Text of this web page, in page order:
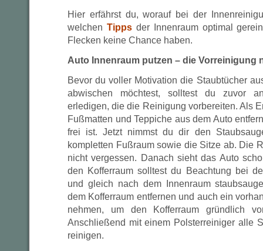
Hier erfährst du, worauf bei der
welchen Tippsder Innenraum optimal
Flecken keine Chance haben.
Auto Innenraum putzen – die Vorreinigung
Bevor du voller Motivation die Staubtücher
abwischen möchtest, solltest du zuvor
erledigen, die die Reinigung vorbereiten. Als
Fußmatten und Teppiche aus dem Auto
frei ist. Jetzt nimmst du dir den
kompletten Fußraum sowie die Sitze ab. Die
nicht vergessen. Danach sieht das Auto
den Kofferraum solltest du Beachtung bei
und gleich nach dem Innenraum
dem Kofferraum entfernen und auch ein
nehmen, um den Kofferraum gründlich
Anschließend mit einem Polsterreiniger alle
reinigen.